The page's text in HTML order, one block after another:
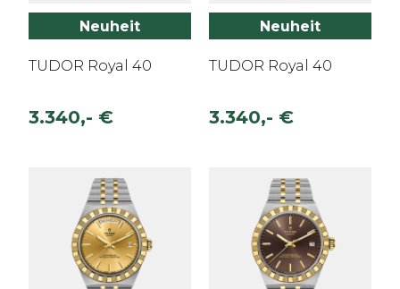
Neuheit
TUDOR Royal 40
3.340,- €
Neuheit
TUDOR Royal 40
3.340,- €